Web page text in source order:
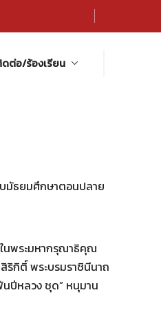
ต่อ/ร้องเรียน
บมัธยมศึกษาตอนปลาย
นพระมหากรุณาธิคุณ
สิริกิติ์ พระบรมราชินีนาถ
ปีหลวง ชุด” หนุมาน